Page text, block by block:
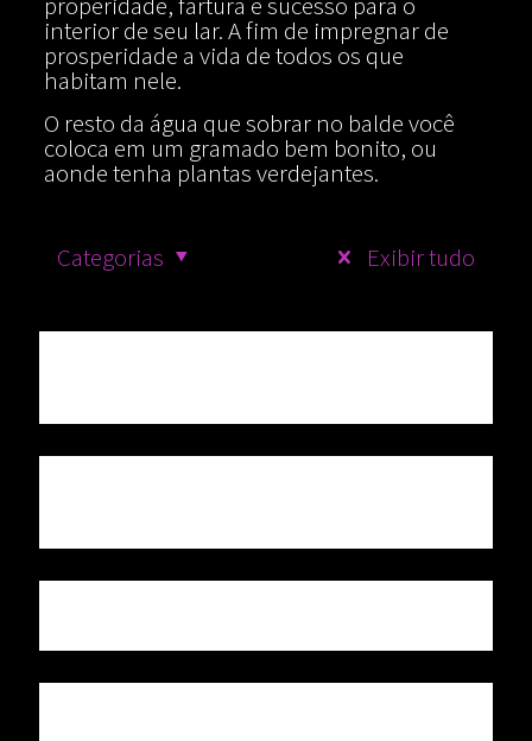
interior de seu lar. A fim de impregnar de
prosperidade a vida de todos os que
habitam nele.
O resto da água que sobrar no balde você
coloca em um gramado bem bonito, ou
aonde tenha plantas verdejantes.
Categorias Exibir tudo